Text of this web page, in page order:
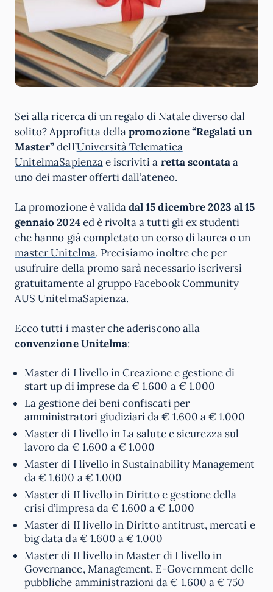
Sei alla ricerca di un regalo di Natale diverso dal
solito? Approfitta dellapromozione “Regalati un
Master”dell’Università Telematica
UnitelmaSapienzae iscriviti a retta scontataa
uno dei master offerti dall’ateneo.
La promozione è validadal 15 dicembre 2023 al 15
gennaio 2024ed è rivolta a tutti gli ex studenti
che hanno già completato un corso di laurea o un
master Unitelma. Precisiamo inoltre che per
usufruire della promo sarà necessario iscriversi
gratuitamente al gruppo Facebook Community
AUS UnitelmaSapienza.
Ecco tutti i master che aderiscono alla
convenzione Unitelma:
Master di I livello in Creazione e gestione di
start up di imprese da € 1.600 a € 1.000
La gestione dei beni confiscati per
amministratori giudiziari da € 1.600 a € 1.000
Master di I livello in La salute e sicurezza sul
lavoro da € 1.600 a € 1.000
Master di I livello in Sustainability Management
da € 1.600 a € 1.000
Master di II livello in Diritto e gestione della
crisi d’impresa da € 1.600 a € 1.000
Master di II livello in Diritto antitrust, mercati e
big data da € 1.600 a € 1.000
Master di II livello in Master di I livello in
Governance, Management, E-Government delle
pubbliche amministrazioni da € 1.600 a € 750